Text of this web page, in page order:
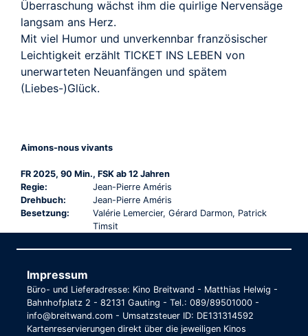
Überraschung wächst ihm die quirlige Nervensäge
langsam ans Herz.
Mit viel Humor und unverkennbar französischer
Leichtigkeit erzählt TICKET INS LEBEN von
unerwarteten Neuanfängen und spätem
(Liebes-)Glück.
Aimons-nous vivants
FR 2025, 90 Min., FSK ab 12 Jahren
Regie:
Jean-Pierre Améris
Drehbuch:
Jean-Pierre Améris
Besetzung:
Valérie Lemercier, Gérard Darmon, Patrick
Timsit
Impressum
Büro- und Lieferadresse: Kino Breitwand - Matthias Helwig -
Bahnhofplatz 2 - 82131 Gauting - Tel.: 089/89501000 -
info@breitwand.com - Umsatzsteuer ID: DE131314592
Kartenreservierungen direkt über die jeweiligen Kinos